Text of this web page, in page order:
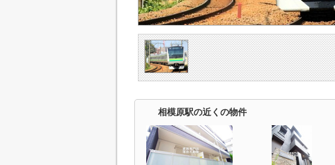
相模原駅の近くの物件